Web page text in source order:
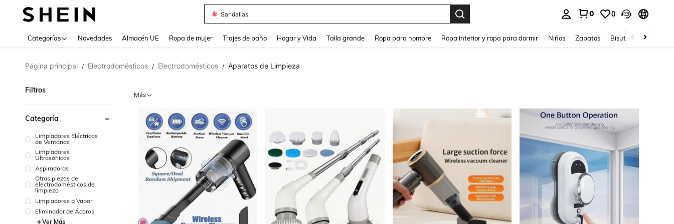
Sandalias
0 0
Categorías Novedades Almacén UE Ropa de mujer Trajes de baño Hogar y Vida Talla grande Ropa para hombre Ropa interior y ropa para dormir Niños Zapatos Bisutería Y
Página principal / Electrodomésticos / Electrodomésticos / Aparatos de Limpieza
Filtros
Categoría
Limpiadores Eléctricos
de Ventanas
Limpiadores
Ultrasónicos
Aspiradoras
Otras piezas de
electrodomésticos de
limpieza
Limpiadores a Vapor
Eliminador de Ácaros
Ver Más
Más